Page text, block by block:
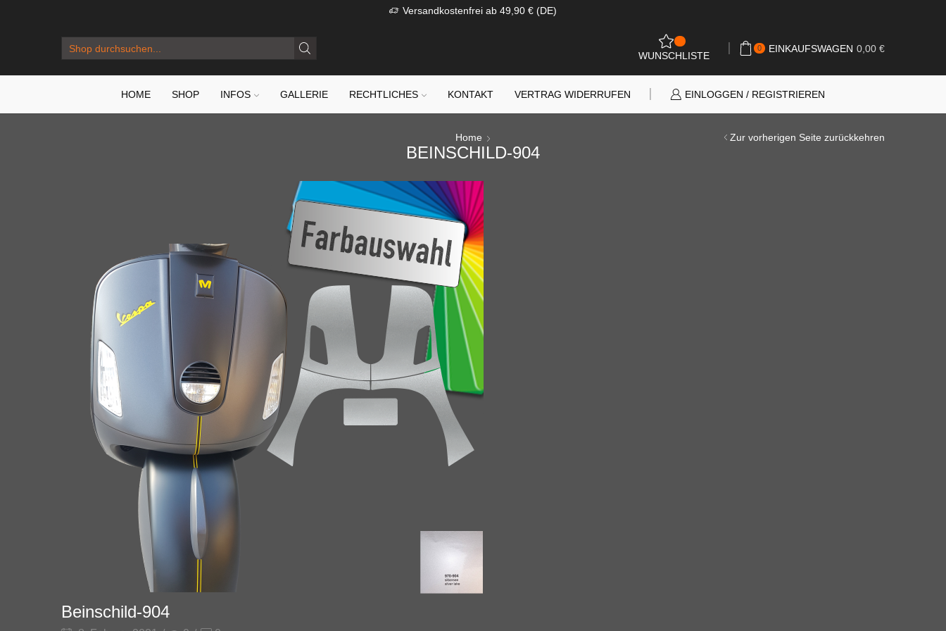
Versandkostenfrei ab 49,90 € (DE)
WUNSCHLISTE
0 EINKAUFSWAGEN 0,00 €
HOME SHOP INFOS GALLERIE RECHTLICHES KONTAKT VERTRAG WIDERRUFEN EINLOGGEN / REGISTRIEREN
Zur vorherigen Seite zurückkehren
Home
BEINSCHILD-904
Beinschild-904